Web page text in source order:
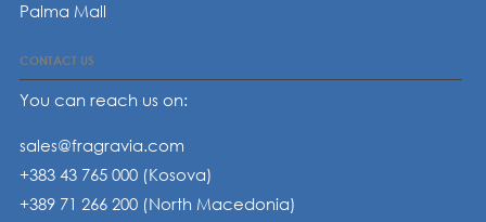
Palma Mall
CONTACT US
You can reach us on:
sales@fragravia.com
+383 43 765 000 (Kosova)
+389 71 266 200 (North Macedonia)